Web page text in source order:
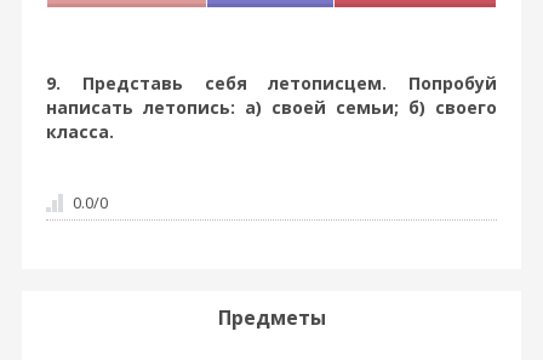
9. Представь себя летописцем. Попробуй
написать летопись: а) своей семьи; б) своего
класса.
0.0/0
Предметы